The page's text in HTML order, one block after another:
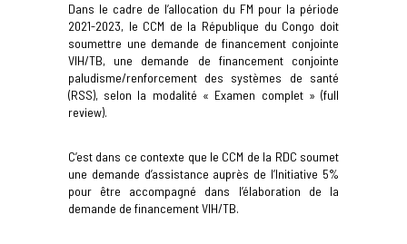
Dans le cadre de l’allocation du FM pour la période
2021-2023, le CCM de la République du Congo doit
soumettre une demande de financement conjointe
VIH/TB, une demande de financement conjointe
paludisme/renforcement des systèmes de santé
(RSS), selon la modalité « Examen complet » (full
review).
C’est dans ce contexte que le CCM de la RDC soumet
une demande d’assistance auprès de l’Initiative 5%
pour être accompagné dans l’élaboration de la
demande de financement VIH/TB.